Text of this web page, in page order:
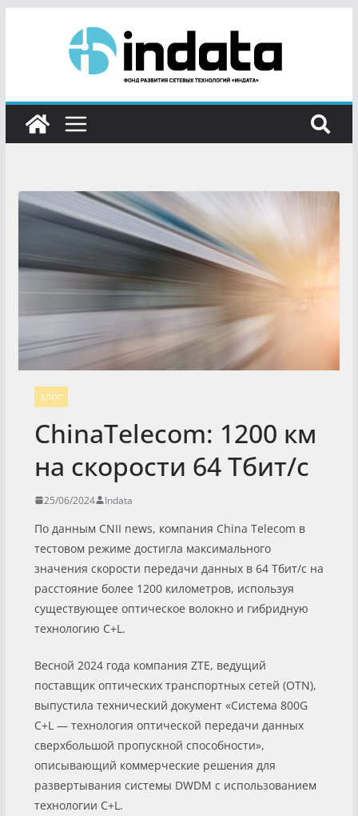
БЛОГ
ChinaTelecom: 1200 км
на скорости 64 Тбит/с
25/06/2024 Indata
По данным CNII news, компания China Telecom в
тестовом режиме достигла максимального
значения скорости передачи данных в 64 Тбит/с на
расстояние более 1200 километров, используя
существующее оптическое волокно и гибридную
технологию C+L.
Весной 2024 года компания ZTE, ведущий
поставщик оптических транспортных сетей (OTN),
выпустила технический документ «Система 800G
C+L — технология оптической передачи данных
сверхбольшой пропускной способности»,
описывающий коммерческие решения для
развертывания системы DWDM с использованием
технологии C+L.